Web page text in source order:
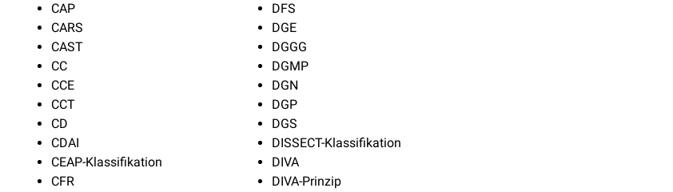
CAP
CARS
CAST
CC
CCE
CCT
CD
CDAI
CEAP-Klassifikation
CFR
DFS
DGE
DGGG
DGMP
DGN
DGP
DGS
DISSECT-Klassifikation
DIVA
DIVA-Prinzip